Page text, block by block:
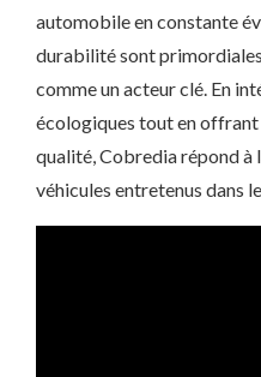
automobile en constante
durabilité sont
comme un acteur clé. En
écologiques tout en offrant
qualité, Cobredia répond à
véhicules entretenus dans